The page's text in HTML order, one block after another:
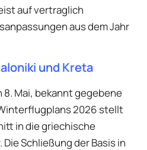
auf vertraglich
aus dem Jahr
und Kreta
8. Mai, bekannt gegebene
2026 stellt
in die griechische
Schließung der Basis in